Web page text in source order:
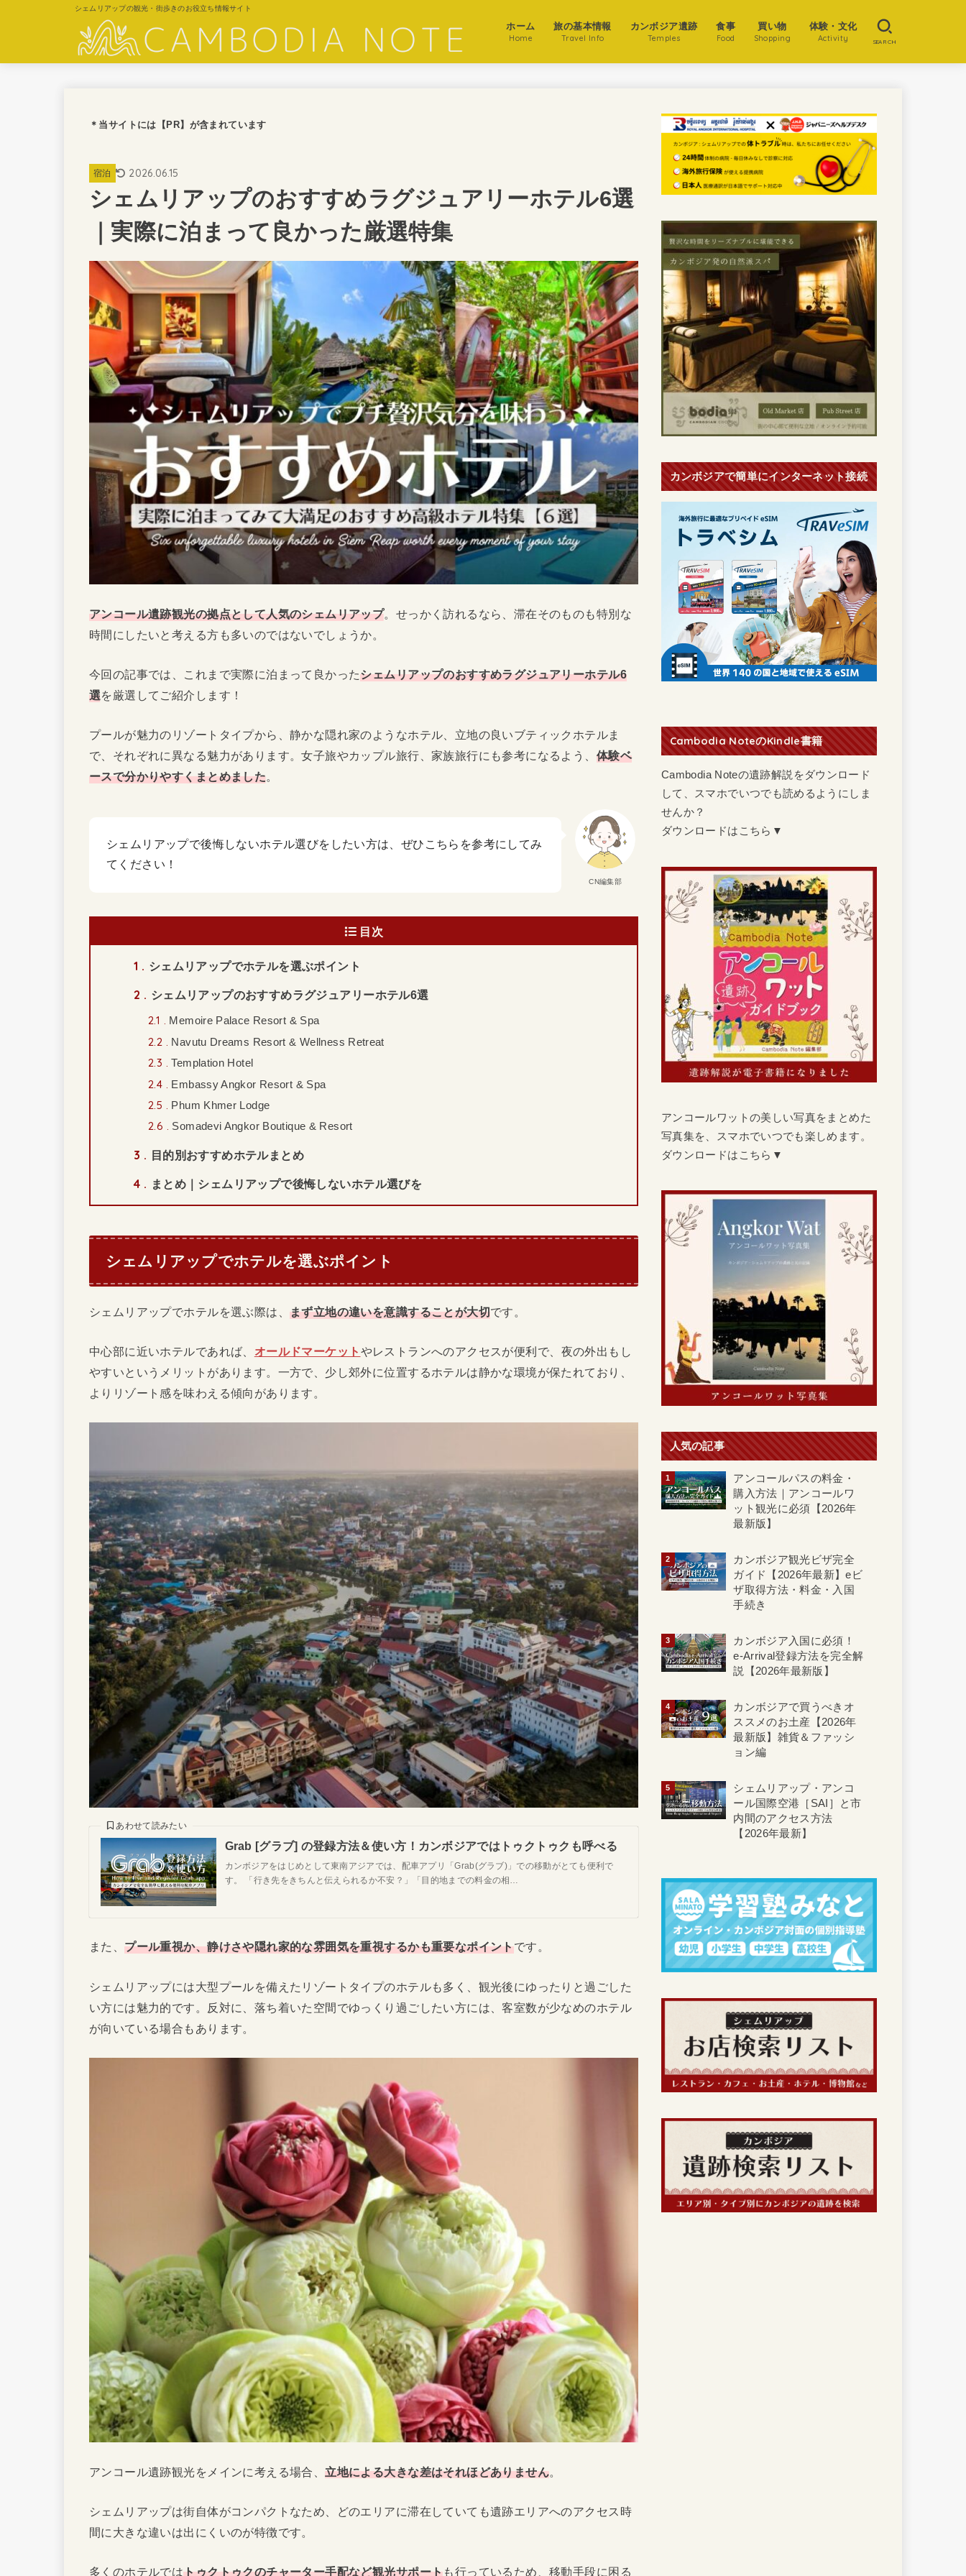
シェムリアップの観光・街歩きのお役立ち情報サイト
ホーム
Home
旅の基本情報
Travel Info
カンボジア遺跡
Temples
食事
Food
買い物
Shopping
体験・文化
Activity SEARCH
＊当サイトには【PR】が含まれています
宿泊 2026.06.15
シェムリアップのおすすめラグジュアリーホテル6選
｜実際に泊まって良かった厳選特集
アンコール遺跡観光の拠点として人気のシェムリアップ。せっかく訪れるなら、滞在そのものも特別な
時間にしたいと考える方も多いのではないでしょうか。
今回の記事では、これまで実際に泊まって良かったシェムリアップのおすすめラグジュアリーホテル6
選を厳選してご紹介します！
プールが魅力のリゾートタイプから、静かな隠れ家のようなホテル、立地の良いブティックホテルま
で、それぞれに異なる魅力があります。女子旅やカップル旅行、家族旅行にも参考になるよう、 体験ベ
ースで分かりやすくまとめました。
CN編集部
シェムリアップで後悔しないホテル選びをしたい方は、ぜひこちらを参考にしてみ
てください！
目次
1 シェムリアップでホテルを選ぶポイント
2 シェムリアップのおすすめラグジュアリーホテル6選
2.1 Memoire Palace Resort & Spa
2.2 Navutu Dreams Resort & Wellness Retreat
2.3 Templation Hotel
2.4 Embassy Angkor Resort & Spa
2.5 Phum Khmer Lodge
2.6 Somadevi Angkor Boutique & Resort
3 目的別おすすめホテルまとめ
4 まとめ｜シェムリアップで後悔しないホテル選びを
シェムリアップでホテルを選ぶポイント
シェムリアップでホテルを選ぶ際は、まず立地の違いを意識することが大切です。
中心部に近いホテルであれば、 オールドマーケット やレストランへのアクセスが便利で、夜の外出もし
やすいというメリットがあります。一方で、少し郊外に位置するホテルは静かな環境が保たれており、
よりリゾート感を味わえる傾向があります。
Grab [グラブ] の登録方法＆使い方！カンボジアではトゥクトゥクも呼べる
カンボジアをはじめとして東南アジアでは、配車アプリ「Grab(グラブ)」での移動がとても便利で
す。 「行き先をきちんと伝えられるか不安？」「目的地までの料金の相…
あわせて読みたい
また、プール重視か、静けさや隠れ家的な雰囲気を重視するかも重要なポイントです。
シェムリアップには大型プールを備えたリゾートタイプのホテルも多く、観光後にゆったりと過ごした
い方には魅力的です。反対に、落ち着いた空間でゆっくり過ごしたい方には、客室数が少なめのホテル
が向いている場合もあります。
アンコール遺跡観光をメインに考える場合、立地による大きな差はそれほどありません
シェムリアップは街自体がコンパクトなため、どのエリアに滞在していても遺跡エリアへのアクセス時
間に大きな違いは出にくいのが特徴です。
多くのホテルではトゥクトゥクのチャーター手配など観光サポートも行っているため、移動手段に困る
カンボジアで簡単にインターネット接続
Cambodia NoteのKindle書籍
Cambodia Noteの遺跡解説をダウンロード
して、スマホでいつでも読めるようにしま
せんか？
ダウンロードはこちら▼
アンコールワットの美しい写真をまとめた
写真集を、スマホでいつでも楽しめます。
ダウンロードはこちら▼
人気の記事
アンコールパスの料金・
購入方法｜アンコールワ
ット観光に必須【2026年
最新版】
カンボジア観光ビザ完全
ガイド【2026年最新】eビ
ザ取得方法・料金・入国
手続き
カンボジア入国に必須！
e-Arrival登録方法を完全解
説【2026年最新版】
カンボジアで買うべきオ
ススメのお土産【2026年
最新版】雑貨＆ファッシ
ョン編
シェムリアップ・アンコ
ール国際空港［SAI］と市
内間のアクセス方法
【2026年最新】